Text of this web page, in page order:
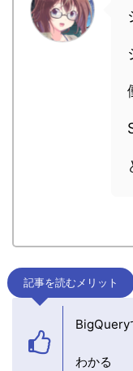
記事を読むメリット
BigQuery
わかる